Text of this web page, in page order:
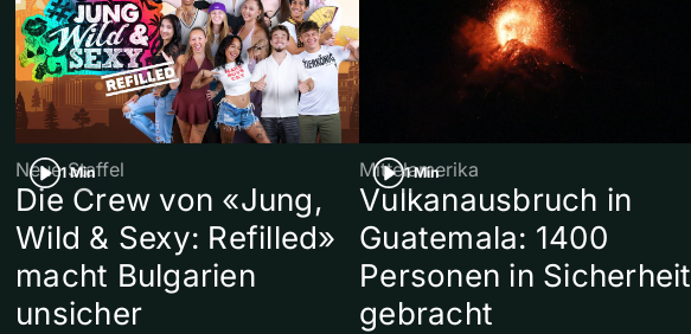
1 Min
Neue Staffel
Die Crew von «Jung,
Wild & Sexy: Refilled»
macht Bulgarien
unsicher
1 Min
Mittelamerika
Vulkanausbruch in
Guatemala: 1400
Personen in Sicherheit
gebracht